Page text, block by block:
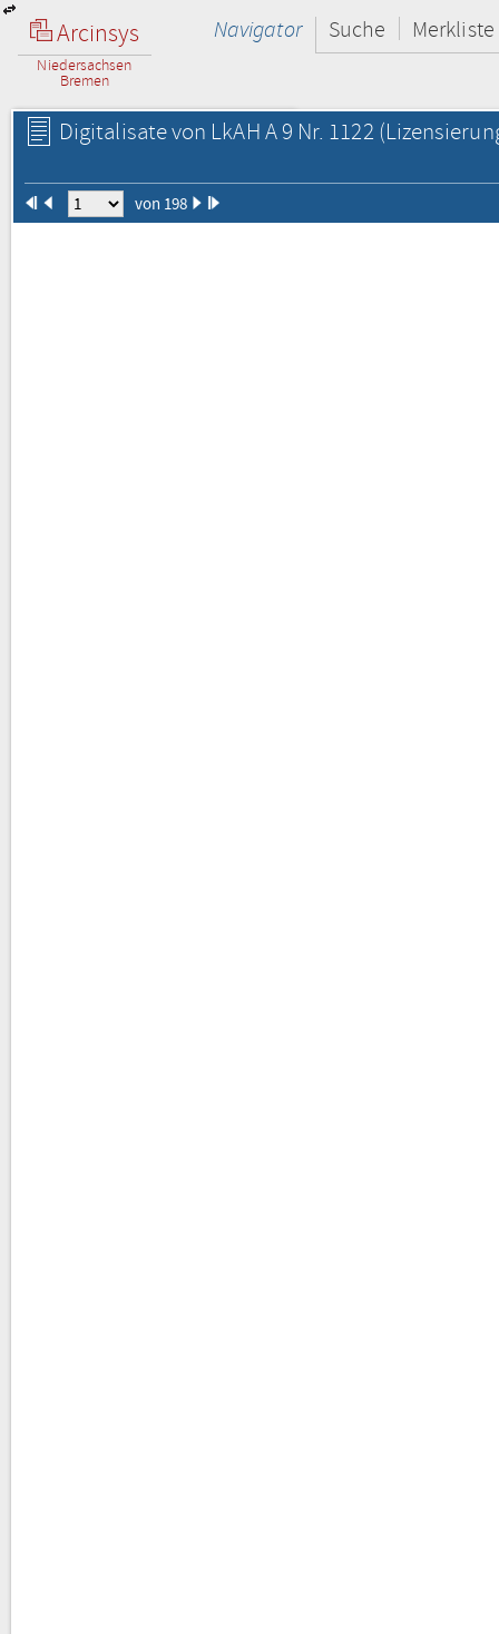
Arcinsys
Niedersachsen
Bremen
Navigator Suche Merkliste
Digitalisate von LkAH A 9 Nr. 1122
von 198